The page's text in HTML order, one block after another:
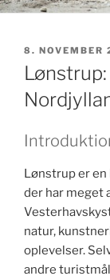
UDGIVET
DEN
8. NOVEMBER
Lønstrup er
der har meget
natur,
oplevelser.
andre